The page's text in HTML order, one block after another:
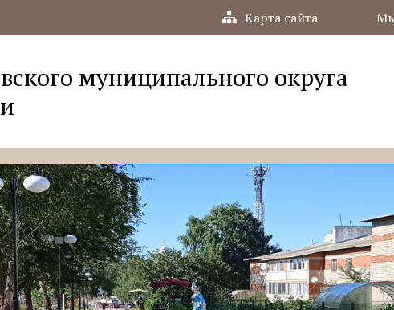
Карта сайта
муниципального округа